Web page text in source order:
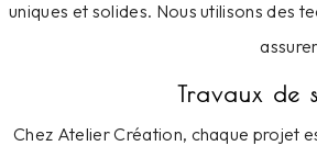
uniques et solides. Nous utilisons des
Travaux de
Chez Atelier Création, chaque projet